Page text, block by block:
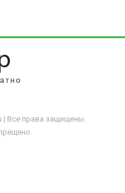
| Все права защищены.